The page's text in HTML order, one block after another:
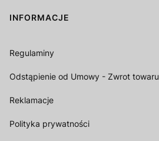
Linki w stopce
INFORMACJE
Regulaminy
Odstąpienie od Umowy - Zwrot towaru
Reklamacje
Polityka prywatności